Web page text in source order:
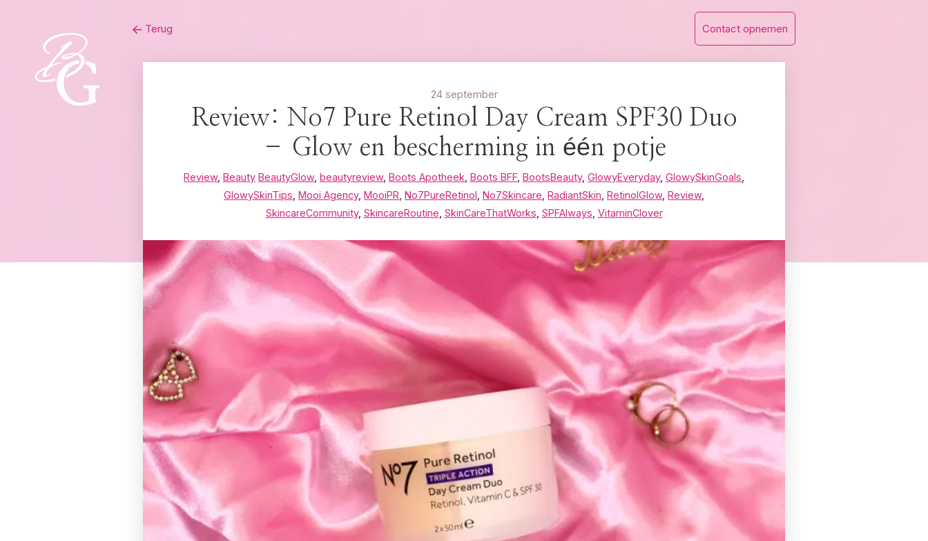
Terug Contact opnemen
24 september
Review: No7 Pure Retinol Day Cream SPF30 Duo
– Glow en bescherming in één potje
Review, Beauty BeautyGlow, beautyreview, Boots Apotheek Boots BFF BootsBeauty, GlowyEveryday, GlowySkinGoals
GlowySkinTips Mooi Agency, MooiPR No7PureRetinol No7Skincare RadiantSkin RetinolGlow, Review,
SkincareCommunity, SkincareRoutine SkinCareThatWorks SPFAlways VitaminClover